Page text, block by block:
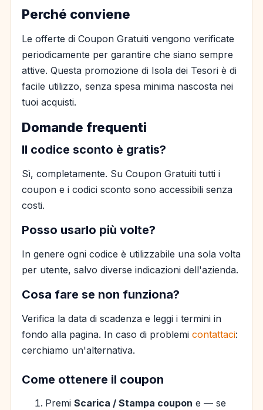
Perché conviene
Le offerte di Coupon Gratuiti vengono verificate
periodicamente per garantire che siano sempre
attive. Questa promozione di Isola dei Tesori è di
facile utilizzo, senza spesa minima nascosta nei
tuoi acquisti.
Domande frequenti
Il codice sconto è gratis?
Sì, completamente. Su Coupon Gratuiti tutti i
coupon e i codici sconto sono accessibili senza
costi.
Posso usarlo più volte?
In genere ogni codice è utilizzabile una sola volta
per utente, salvo diverse indicazioni dell'azienda.
Cosa fare se non funziona?
Verifica la data di scadenza e leggi i termini in
fondo alla pagina. In caso di problemi contattaci:
cerchiamo un'alternativa.
Come ottenere il coupon
Premi Scarica / Stampa coupon e — se